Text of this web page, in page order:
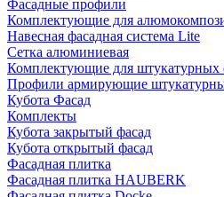
Фасадные профили
Комплектующие для
Навесная фасадная система Lite
Сетка алюминиевая
Комплектующие для штукатурных
Профили армирующие
Кубота Фасад
Комплекты
Кубота закрытый фасад
Кубота открытый фасад
Фасадная плитка
Фасадная плитка HAUBERK